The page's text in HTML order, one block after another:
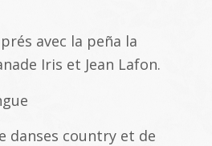
avec la peña la
Iris et Jean Lafon.
danses country et de